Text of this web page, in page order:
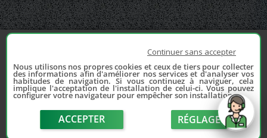
Continuer sans accepter
Nous utilisons nos propres cookies et ceux de tiers pour collecter
des informations afin d'améliorer nos services et d'analyser vos
habitudes de navigation. Si vous continuez à naviguer, cela
implique l'acceptation de l'installation de celui-ci. Vous pouvez
configurer votre navigateur pour empêcher son installation.
ACCEPTER RÉGLAGE